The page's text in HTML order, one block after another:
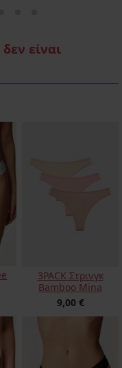
είναι
3PACK Στρινγκ
Bamboo Mina
9,00 €